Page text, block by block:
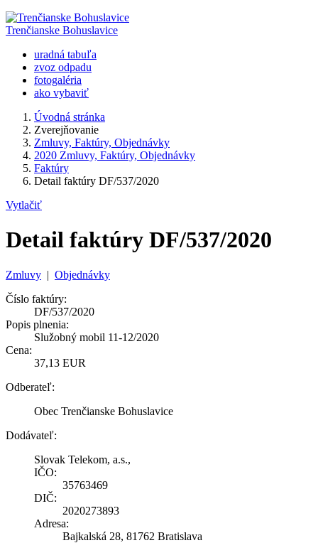
Trenčianske Bohuslavice
uradná tabuľa
zvoz odpadu
fotogaléria
ako vybaviť
Úvodná stránka
Zverejňovanie
Zmluvy, Faktúry, Objednávky
2020 Zmluvy, Faktúry, Objednávky
Faktúry
Detail faktúry DF/537/2020
Vytlačiť
Detail faktúry DF/537/2020
Zmluvy | Objednávky
Číslo faktúry:
DF/537/2020
Popis plnenia:
Služobný mobil 11-12/2020
Cena:
37,13 EUR
Odberateľ:
Obec Trenčianske Bohuslavice
Dodávateľ:
Slovak Telekom, a.s.,
IČO:
35763469
DIČ:
2020273893
Adresa:
Bajkalská 28, 81762 Bratislava